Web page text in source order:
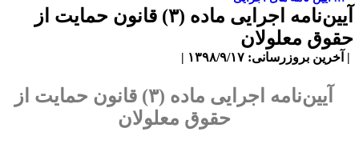
​آیین‌نامه اجرایی ماده (۳) قانون حمایت از
معلولان
بروزرسانی: ۱۳۹۸/۹/۱۷ |
آیین‌نامه اجرایی ماده (۳) قانون حمایت از
حقوق معلولان